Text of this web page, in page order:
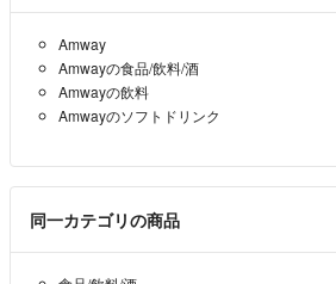
その際はピーチを希望します。
ようちゃん☆
ピコ様
2箱で13800円になります！
出品者 める(3/28から値上げ)
Amway
Amwayの食品/飲料/酒
Amwayの飲料
Amwayのソフトドリンク
同一カテゴリの商品